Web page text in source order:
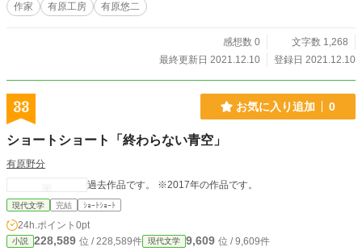
作家
有原工房 有原悠二
感想数 0
文字数 1,268
最終更新日 2021.12.10
登録日 2021.12.10
33 お気に入り追加 0
ショートショート「終わらない青空」
有原野分
過去作品です。 ※2017年の作品です。
現代文学 完結 ｼｮｰﾄｼｮｰﾄ
24h.ポイント 0pt
小説 228,589 位 / 228,589件 現代文学 9,609 位 / 9,609件